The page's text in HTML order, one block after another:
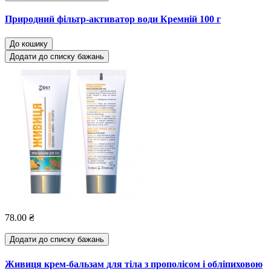
Природний фільтр-активатор води Кремній 100 г
До кошику
Додати до списку бажань
78.00 ₴
Додати до списку бажань
Живиця крем-бальзам для тіла з прополісом і обліпиховою